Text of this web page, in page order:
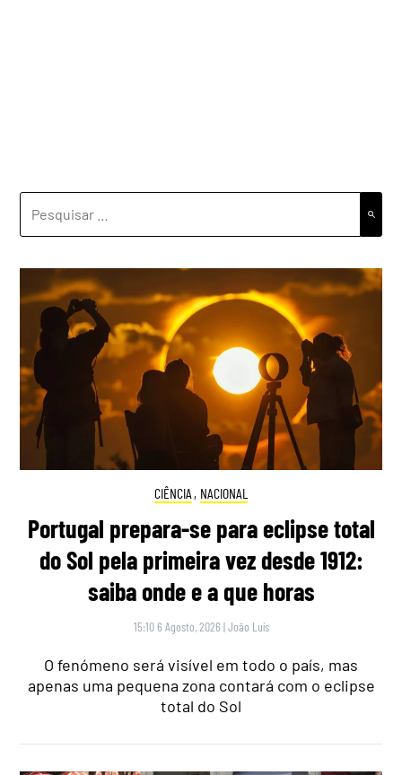
POR:
CIÊNCIA , NACIONAL
Portugal prepara-se para eclipse total
do Sol pela primeira vez desde 1912:
saiba onde e a que horas
15:10 6 Agosto, 2026 |João Luís
O fenómeno será visível em todo o país, mas
apenas uma pequena zona contará com o eclipse
total do Sol